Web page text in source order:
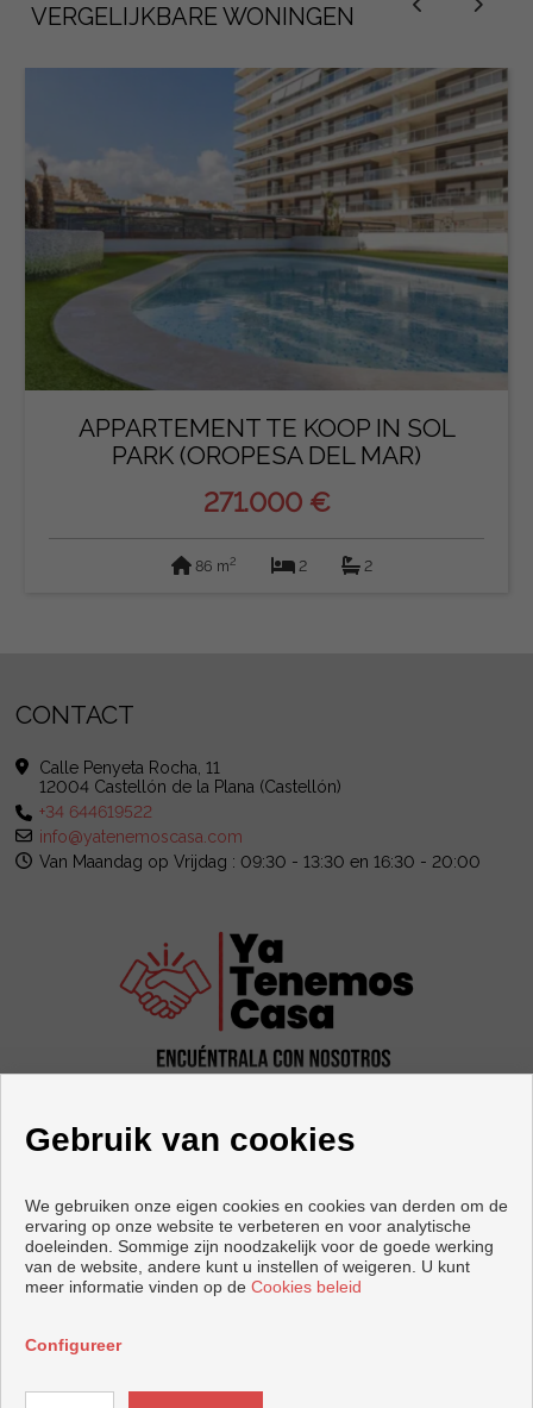
VERGELIJKBARE WONINGEN
APPARTEMENT TE KOOP IN SOL
PARK (OROPESA DEL MAR)
271.000 €
86 m2 2 2
CONTACT
Calle Penyeta Rocha, 11
12004 Castellón de la Plana (Castellón)
+34 644619522
info@yatenemoscasa.com
Van Maandag op Vrijdag : 09:30 - 13:30 en 16:30 - 20:00
Woningen en huizen te koop in Castellón de la Plana
Gebruik van cookies
We gebruiken onze eigen cookies en cookies van derden om de
ervaring op onze website te verbeteren en voor analytische
doeleinden. Sommige zijn noodzakelijk voor de goede werking
van de website, andere kunt u instellen of weigeren. U kunt
meer informatie vinden op de Cookies beleid
Configureer